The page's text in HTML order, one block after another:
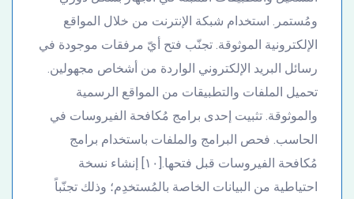
ومُستمر. استخدام شبكة الإنترنت من خلال المواقع
الإلكترونية الموثوقة. تجنّب فتح أيّ مرفقات موجودة في
رسائل البريد الإلكتروني الواردة من أشخاص مجهولين.
تحميل الملفات والتطبيقات من المواقع الرسمية
والموثوقة. تثبيت إحدى برامج مُكافحة الفيروسات في
الحاسب. فحص البرامج والملفات باستخدام برامج
مُكافحة الفيروسات قبل فتحها.[١٠] إنشاء نسخة
احتياطية من البيانات الخاصة بالمُستخدِم؛ وذلك تجنّباً